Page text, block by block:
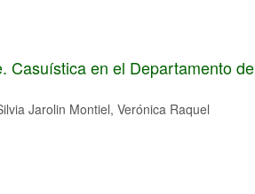
Casuística en el Departamento de
Jarolin Montiel, Verónica Raquel